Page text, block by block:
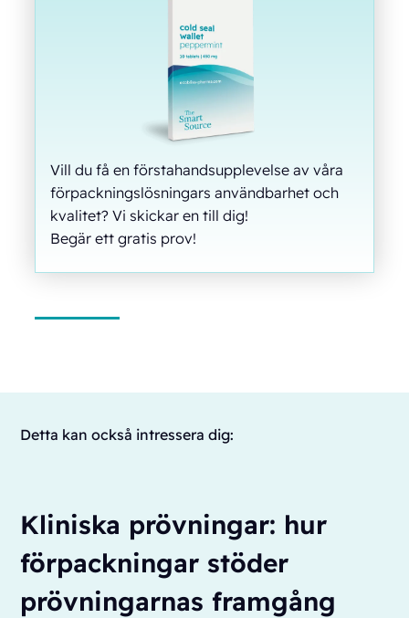
Vill du få en förstahandsupplevelse av våra
förpackningslösningars användbarhet och
kvalitet? Vi skickar en till dig!
Begär ett gratis prov!
Detta kan också intressera dig:
Kliniska prövningar: hur
förpackningar stöder
prövningarnas framgång